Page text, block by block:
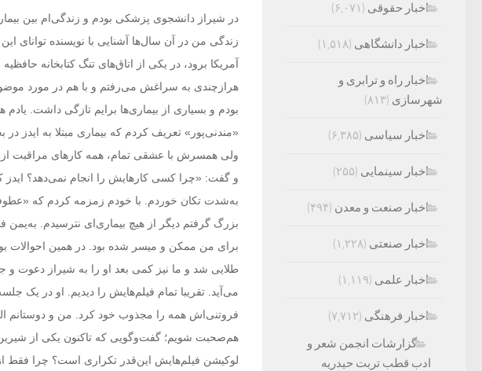
در شیراز دانشجوی پزشکی بودم و زندگی‌ام بین
زندگی من در آن سال‌ها آشنایی با نویسنده توانای
آمریکا برود، در یکی از اتاق‌های تنگ کتابخانه
هرازچندی به سراغش می‌رفتم و با هم در مورد
بودم و بسیاری از بیماری‌ها برایم تازگی داشت.
«مندنی‌پور» تعریف کردم که بیماری مبتلا به
ولی همسرش با عشقی تمام، همه کارهای مراقبت
و گفت: «چرا کسی کارهایش را انجام نمی‌دهد؟
به‌شدت تکان خوردم. با خودم زمزمه کردم که
بزرگ گرفتم دیگر از هیچ بیماری‌ای نترسیدم. به‌یمن
برای من ممکن و میسر شده بود. در همین احوالات
طلایی شد و ما نیز کمی بعد او را به شیراز دعوت و
می‌آید. تقریبا تمام فیلم‌هایش را دیدیم. او در
فروتنی‌اش همه را مجذوب خود کرد. من و دوستانم
هم‌صحبت شویم؛ گفت‌وگویی که تاکنون یکی از
لوکیشن فیلم‌هایش این‌قدر تکراری است؟ چرا فقط
اخبار حقوقی (۶,۰۷۱)
اخبار دانشگاهی (۱,۵۱۸)
اخبار راه و ترابری و
شهرسازی (۸۱۳)
اخبار سیاسی (۶,۳۸۵)
اخبار سینمایی (۲۵۵)
اخبار صنعت و معدن (۴۹۴)
اخبار صنعتی (۱,۲۲۸)
اخبار علمی (۱,۱۱۹)
اخبار فرهنگی (۷,۷۱۲)
گزارشات انجمن شعر و
ادب قطب تربت حیدریه